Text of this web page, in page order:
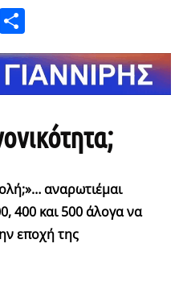
Email
αναρωτιέμαι
400 και 500 άλογα να
εποχή της